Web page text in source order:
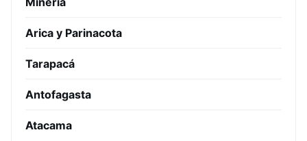
Arica y Parinacota
Tarapacá
Antofagasta
Atacama